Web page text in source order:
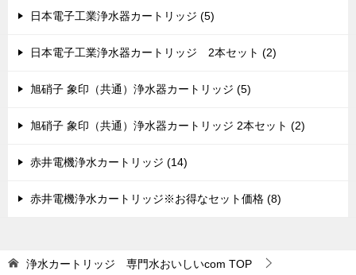
日本電子工業浄水器カートリッジ (5)
日本電子工業浄水器カートリッジ 2本セット (2)
旭硝子 象印（共通）浄水器カートリッジ (5)
旭硝子 象印（共通）浄水器カートリッジ 2本セット (2)
赤井電機浄水カートリッジ (14)
赤井電機浄水カートリッジ※お得なセット価格 (8)
浄水カートリッジ 専門水おいしいcom TOP